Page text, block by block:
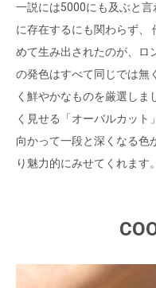
一説には5000にも及ぶと
に存在するにも関わらず、
めて生み出されたのが、ロ
の発色はすべて同じでは無
く鮮やかなものを厳選しま
く見せる「オーバルカット
向かって一段と深くなる色
り魅力的にみせてくれます。